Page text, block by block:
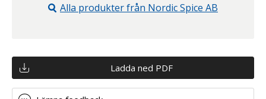
Alla produkter från Nordic Spice AB
Ladda ned PDF